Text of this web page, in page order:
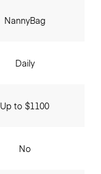
NannyBag
Daily
Up to $1100
No